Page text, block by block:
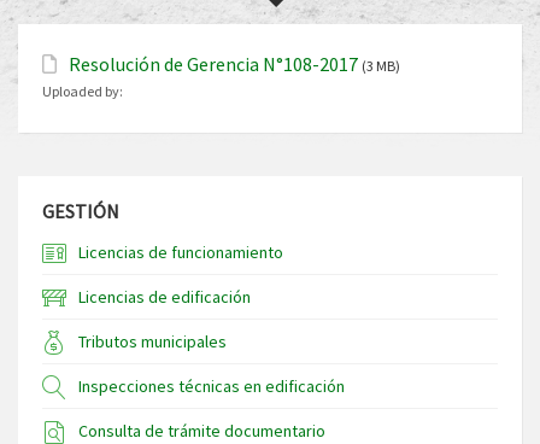
Resolución de Gerencia N°108-2017 (3 MB)
Uploaded by:
GESTIÓN
Licencias de funcionamiento
Licencias de edificación
Tributos municipales
Inspecciones técnicas en edificación
Consulta de trámite documentario